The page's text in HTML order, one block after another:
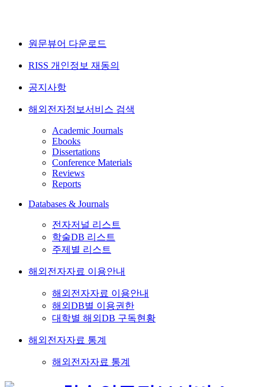
원문뷰어 다운로드
RISS 개인정보 재동의
공지사항
해외전자정보서비스 검색
Academic Journals
Ebooks
Dissertations
Conference Materials
Reviews
Reports
Databases & Journals
전자저널 리스트
학술DB 리스트
주제별 리스트
해외전자자료 이용안내
해외전자자료 이용안내
해외DB별 이용권한
대학별 해외DB 구독현황
해외전자자료 통계
해외전자자료 통계